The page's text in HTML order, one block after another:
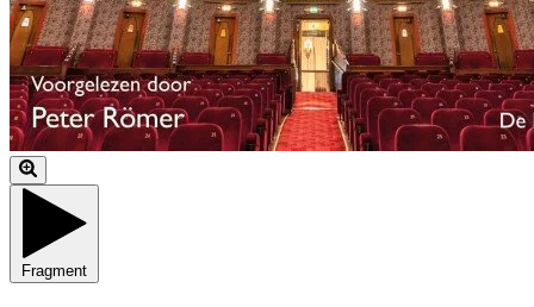
Fragment